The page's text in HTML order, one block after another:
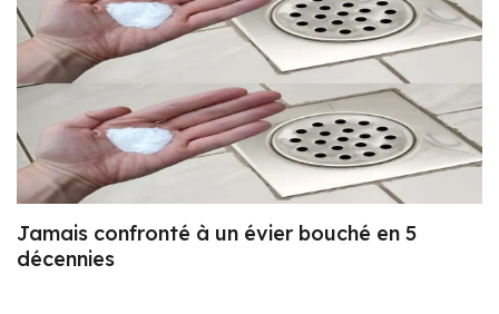
Jamais confronté à un évier bouché en 5
décennies